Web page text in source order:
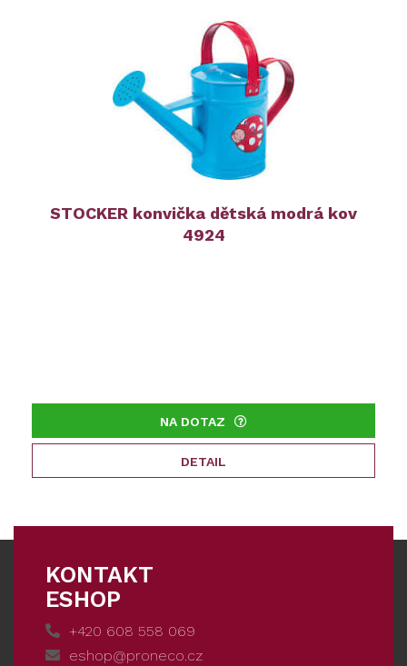
STOCKER konvička dětská modrá kov
4924
NA DOTAZ
DETAIL
KONTAKT
ESHOP
+420 608 558 069
eshop@proneco.cz